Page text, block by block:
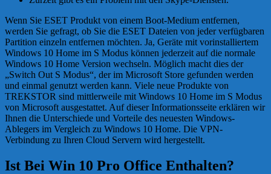
Wenn Sie ESET Produkt von einem Boot-Medium entfernen,
werden Sie gefragt, ob Sie die ESET Dateien von jeder verfügbaren
Partition einzeln entfernen möchten. Ja, Geräte mit vorinstalliertem
Windows 10 Home im S Modus können jederzeit auf die normale
Windows 10 Home Version wechseln. Möglich macht dies der
„Switch Out S Modus“, der im Microsoft Store gefunden werden
und einmal genutzt werden kann. Viele neue Produkte von
TREKSTOR sind mittlerweile mit Windows 10 Home im S Modus
von Microsoft ausgestattet. Auf dieser Informationsseite erklären wir
Ihnen die Unterschiede und Vorteile des neuesten Windows-
Ablegers im Vergleich zu Windows 10 Home. Die VPN-
Verbindung zu Ihren Cloud Servern wird hergestellt.
Ist Bei Win 10 Pro Office Enthalten?